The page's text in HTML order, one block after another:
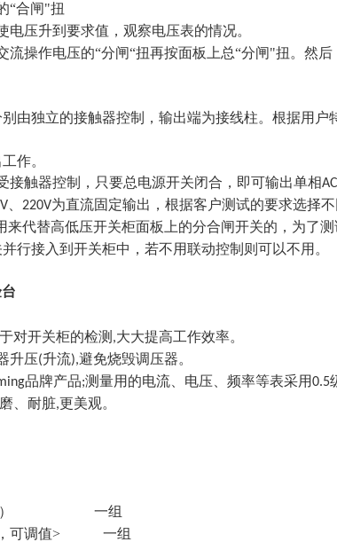
“合闸"扭
电压升到要求值，观察电压表的情况。
流操作电压的“分闸“扭再按面板上总“分闸"扭。然
别由独立的接触器控制，输出端为接线柱。根据用户
作。
接触器控制，只要总电源开关闭合，即可输出单相
220V为直流固定输出，根据客户测试的要求选择不
来代替高低压开关柜面板上的分合闸开关的，为了
行接入到开关柜中，若不用联动控制则可以不用。
对开关柜的检测 ,大大提高工作效率。
升压(升流),避免烧毁调压器。
品牌产品;测量用的电流、电压、频率等表采用0.5
、耐脏,更美观。
一组
，可调值> 一组